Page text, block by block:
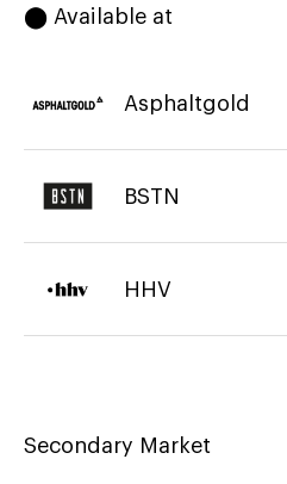
⬤ Available at
Asphaltgold
BSTN
HHV
Secondary Market